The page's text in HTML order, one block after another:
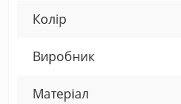
Колір
Виробник
Матеріал